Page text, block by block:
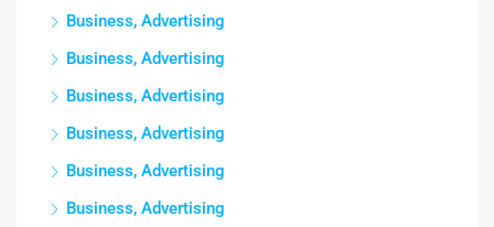
Business, Advertising
Business, Advertising
Business, Advertising
Business, Advertising
Business, Advertising
Business, Advertising